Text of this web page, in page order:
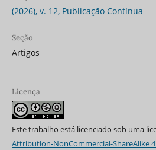
(2026), v. 12, Publicação Contínua
Seção
Artigos
Licença
Este trabalho está licenciado sob uma
Attribution-NonCommercial-ShareAlike